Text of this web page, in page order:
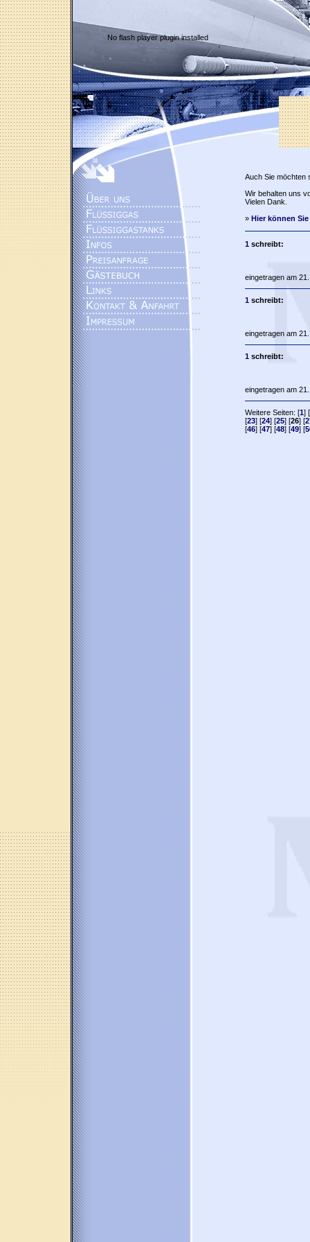
No flash player plugin installed
Auch Sie möchten
Wir behalten uns
Vielen Dank.
» Hier können
1schreibt:
eingetragen am
1schreibt:
eingetragen am
1schreibt:
eingetragen am
Weitere Seiten: [1] [
[23] [24] [25] [26] [
[46] [47] [48] [49] [